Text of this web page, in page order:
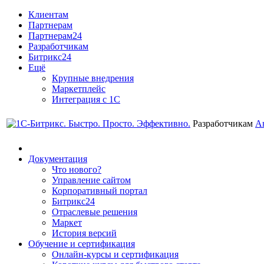
Клиентам
Партнерам
Партнерам24
Разработчикам
Битрикс24
Ещё
Крупные внедрения
Маркетплейс
Интеграция с 1С
Разработчикам
Документация
Что нового?
Управление сайтом
Корпоративный портал
Битрикс24
Отраслевые решения
Маркет
История версий
Обучение и сертификация
Онлайн-курсы и сертификация